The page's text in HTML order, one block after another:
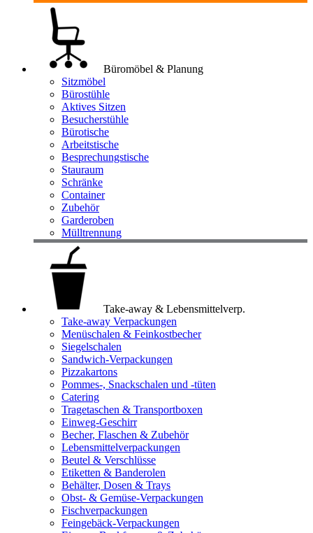
Büromöbel & Planung
Sitzmöbel
Bürostühle
Aktives Sitzen
Besucherstühle
Bürotische
Arbeitstische
Besprechungstische
Stauraum
Schränke
Container
Zubehör
Garderoben
Mülltrennung
Take-away & Lebensmittelverp.
Take-away Verpackungen
Menüschalen & Feinkostbecher
Siegelschalen
Sandwich-Verpackungen
Pizzakartons
Pommes-, Snackschalen und -tüten
Catering
Tragetaschen & Transportboxen
Einweg-Geschirr
Becher, Flaschen & Zubehör
Lebensmittelverpackungen
Beutel & Verschlüsse
Etiketten & Banderolen
Behälter, Dosen & Trays
Obst- & Gemüse-Verpackungen
Fischverpackungen
Feingebäck-Verpackungen